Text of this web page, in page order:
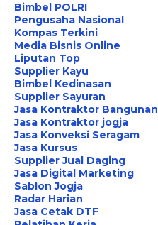
Bimbel POLRI
Pengusaha Nasional
Kompas Terkini
Media Bisnis Online
Liputan Top
Supplier Kayu
Bimbel Kedinasan
Supplier Sayuran
Jasa Kontraktor Bangunan
Jasa Kontraktor jogja
Jasa Konveksi Seragam
Jasa Kursus
Supplier Jual Daging
Jasa Digital Marketing
Sablon Jogja
Radar Harian
Jasa Cetak DTF